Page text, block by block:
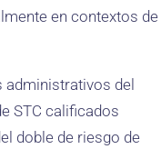
en contextos de
administrativos del
STC calificados
doble de riesgo de